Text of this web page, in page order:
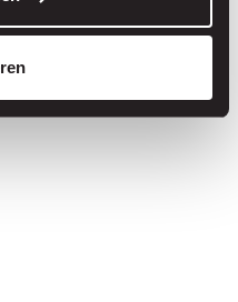
servicekosten